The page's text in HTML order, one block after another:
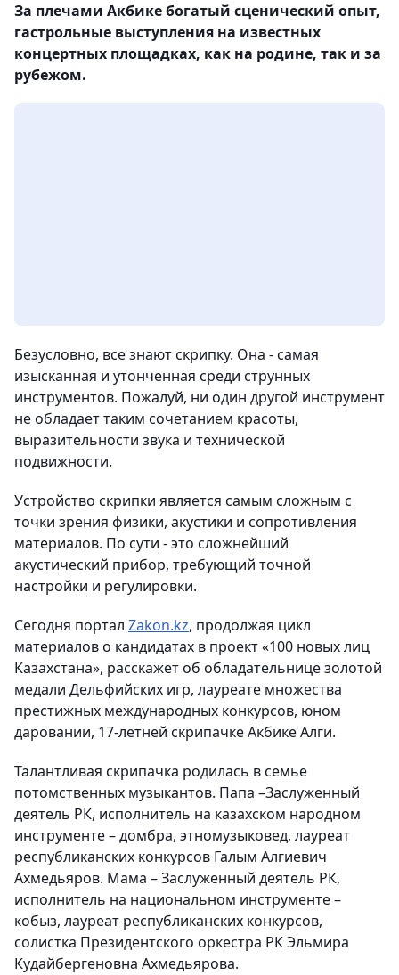
За плечами Акбике богатый сценический опыт,
гастрольные выступления на известных
концертных площадках, как на родине, так и за
рубежом.
Безусловно, все знают скрипку. Она - самая
изысканная и утонченная среди струнных
инструментов. Пожалуй, ни один другой инструмент
не обладает таким сочетанием красоты,
выразительности звука и технической
подвижности.
Устройство скрипки является самым сложным с
точки зрения физики, акустики и сопротивления
материалов. По сути - это сложнейший
акустический прибор, требующий точной
настройки и регулировки.
Сегодня портал Zakon.kz, продолжая цикл
материалов о кандидатах в проект «100 новых лиц
Казахстана», расскажет об обладательнице золотой
медали Дельфийских игр, лауреате множества
престижных международных конкурсов, юном
даровании, 17-летней скрипачке Акбике Алги.
Талантливая скрипачка родилась в семье
потомственных музыкантов. Папа –Заслуженный
деятель РК, исполнитель на казахском народном
инструменте – домбра, этномузыковед, лауреат
республиканских конкурсов Галым Алгиевич
Ахмедьяров. Мама – Заслуженный деятель РК,
исполнитель на национальном инструменте –
кобыз, лауреат республиканских конкурсов,
солистка Президентского оркестра РК Эльмира
Кудайбергеновна Ахмедьярова.